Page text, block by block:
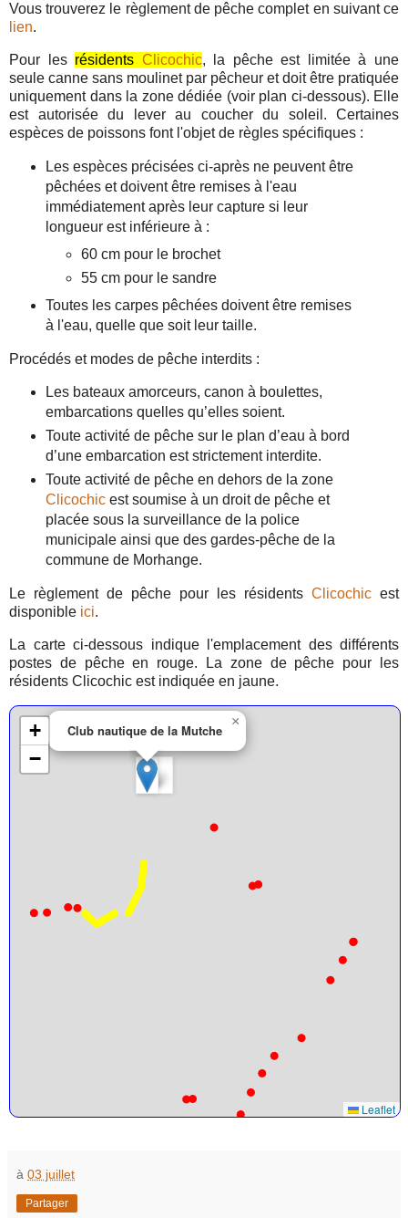
Vous trouverez le règlement de pêche complet en suivant ce
lien.
Pour les résidents Clicochic, la pêche est limitée à une
seule canne sans moulinet par pêcheur et doit être pratiquée
uniquement dans la zone dédiée (voir plan ci-dessous). Elle
est autorisée du lever au coucher du soleil. Certaines
espèces de poissons font l'objet de règles spécifiques :
Les espèces précisées ci-après ne peuvent être
pêchées et doivent être remises à l'eau
immédiatement après leur capture si leur
longueur est inférieure à :
60 cm pour le brochet
55 cm pour le sandre
Toutes les carpes pêchées doivent être remises
à l'eau, quelle que soit leur taille.
Procédés et modes de pêche interdits :
Les bateaux amorceurs, canon à boulettes,
embarcations quelles qu’elles soient.
Toute activité de pêche sur le plan d’eau à bord
d’une embarcation est strictement interdite.
Toute activité de pêche en dehors de la zone
Clicochicest soumise à un droit de pêche et
placée sous la surveillance de la police
municipale ainsi que des gardes-pêche de la
commune de Morhange.
Le règlement de pêche pour les résidents Clicochic est
disponible ici.
La carte ci-dessous indique l'emplacement des différents
postes de pêche en rouge. La zone de pêche pour les
résidents Clicochic est indiquée en jaune.
Club nautique de la Mutche
×
+
−
Leaflet
à 03 juillet
Partager